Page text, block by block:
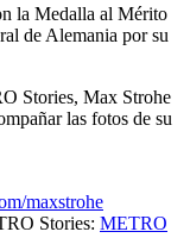
la Medalla al Mérito
de Alemania por su
Stories, Max Strohe
las fotos de su
maxstrohe
Stories: METRO